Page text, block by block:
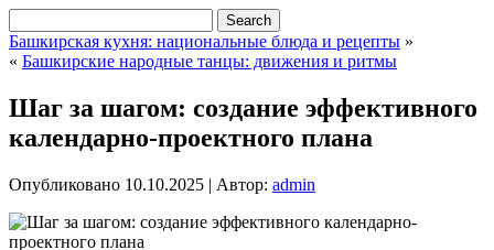
Башкирская кухня: национальные блюда и рецепты »
« Башкирские народные танцы: движения и ритмы
Шаг за шагом: создание эффективного
календарно-проектного плана
Опубликовано 10.10.2025 | Автор: admin